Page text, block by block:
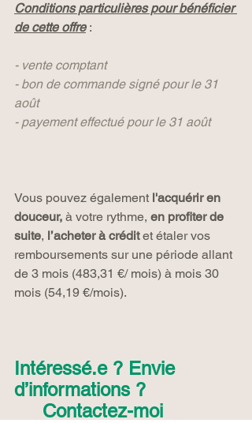
Conditions particulières pour bénéficier
de cette offre :
- vente comptant
- bon de commande signé pour le 31
août
- payement effectué pour le 31 août
Vous pouvez également l'acquérir en
douceur, à votre rythme, en profiter de
suite, l’acheter à crédit et étaler vos
remboursements sur une période allant
de 3 mois (483,31 €/ mois) à mois 30
mois (54,19 €/mois).
Intéressé.e ? Envie
d’informations ?
Contactez-moi